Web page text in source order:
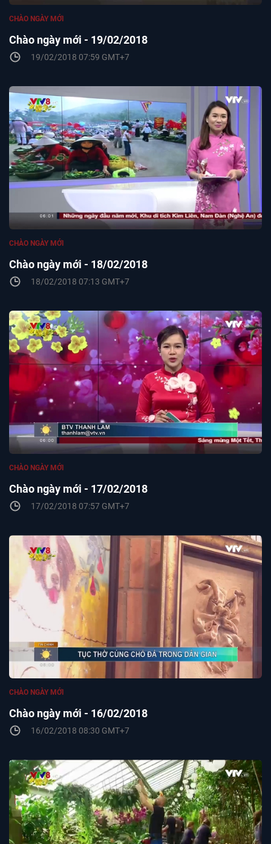
Chào ngày mới - 19/02/2018
CHÀO NGÀY MỚI
19/02/2018 07:59 GMT+7
Chào ngày mới - 18/02/2018
CHÀO NGÀY MỚI
18/02/2018 07:13 GMT+7
Chào ngày mới - 17/02/2018
CHÀO NGÀY MỚI
17/02/2018 07:57 GMT+7
Chào ngày mới - 16/02/2018
CHÀO NGÀY MỚI
16/02/2018 08:30 GMT+7